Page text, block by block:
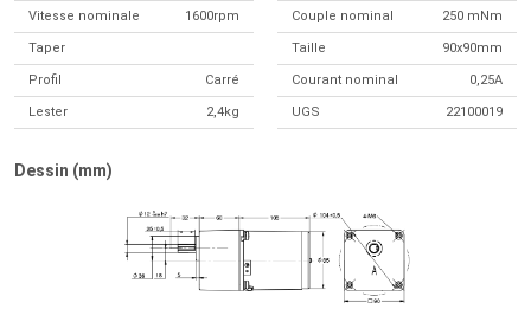
Vitesse nominale 1600rpm Couple nominal 250 mNm
Taper Taille 90x90mm
Profil Carré Courant nominal 0,25A
Lester 2,4kg UGS 22100019
Dessin (mm)